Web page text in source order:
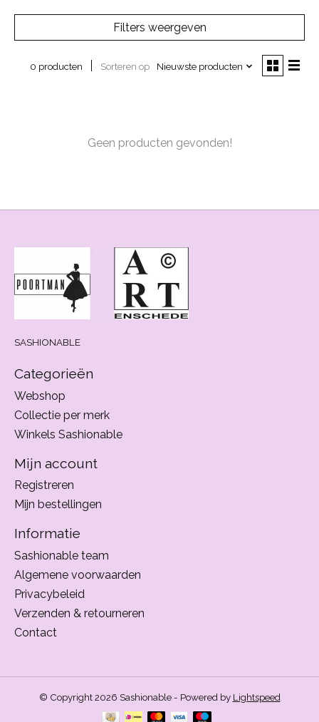
Filters weergeven
0 producten Sorteren op Nieuwste producten
Geen producten gevonden!
SASHIONABLE
Categorieën
Webshop
Collectie per merk
Winkels Sashionable
Mijn account
Registreren
Mijn bestellingen
Informatie
Sashionable team
Algemene voorwaarden
Privacybeleid
Verzenden & retourneren
Contact
© Copyright 2026 Sashionable - Powered by Lightspeed